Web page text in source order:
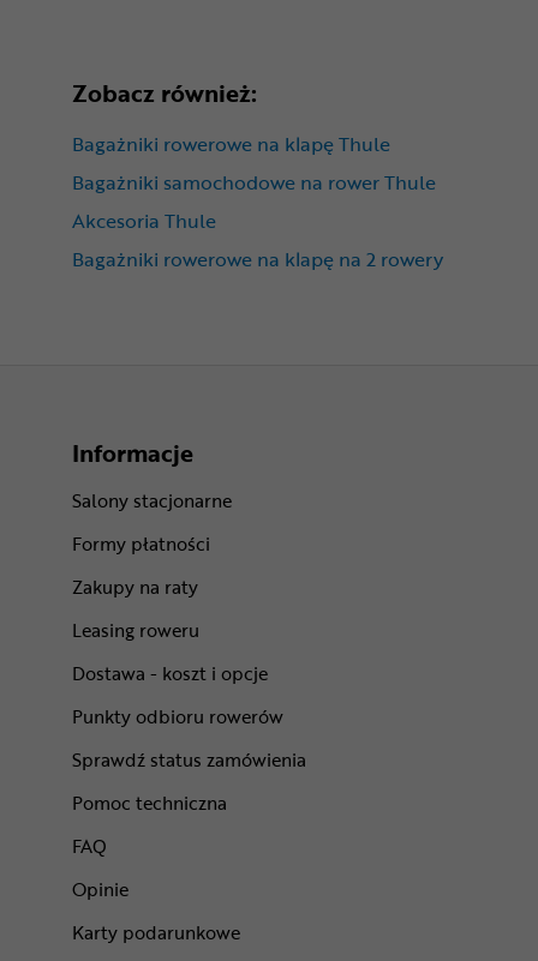
Zobacz również:
Bagażniki rowerowe na klapę Thule
Bagażniki samochodowe na rower Thule
Akcesoria Thule
Bagażniki rowerowe na klapę na 2 rowery
Informacje
Salony stacjonarne
Formy płatności
Zakupy na raty
Leasing roweru
Dostawa - koszt i opcje
Punkty odbioru rowerów
Sprawdź status zamówienia
Pomoc techniczna
FAQ
Opinie
Karty podarunkowe